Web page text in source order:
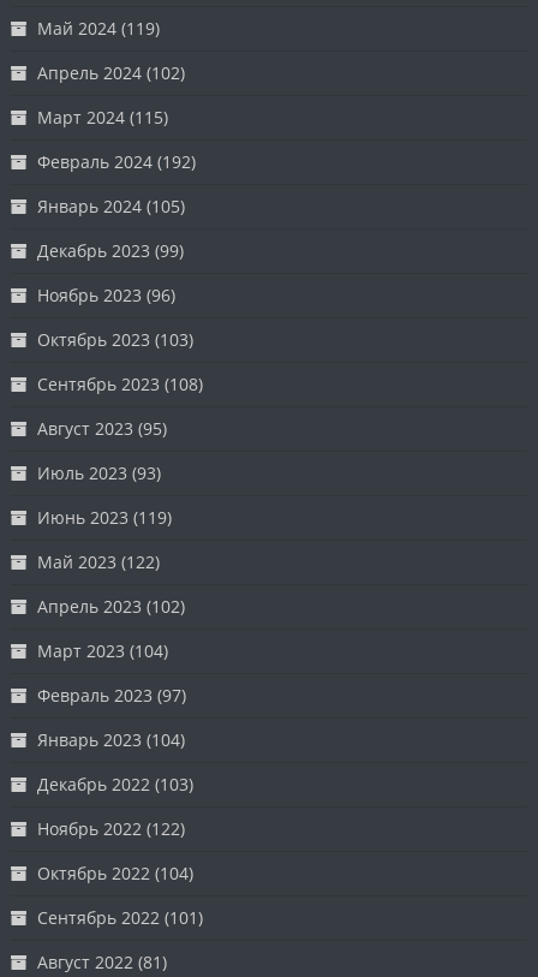
Май 2024 (119)
Апрель 2024 (102)
Март 2024 (115)
Февраль 2024 (192)
Январь 2024 (105)
Декабрь 2023 (99)
Ноябрь 2023 (96)
Октябрь 2023 (103)
Сентябрь 2023 (108)
Август 2023 (95)
Июль 2023 (93)
Июнь 2023 (119)
Май 2023 (122)
Апрель 2023 (102)
Март 2023 (104)
Февраль 2023 (97)
Январь 2023 (104)
Декабрь 2022 (103)
Ноябрь 2022 (122)
Октябрь 2022 (104)
Сентябрь 2022 (101)
Август 2022 (81)